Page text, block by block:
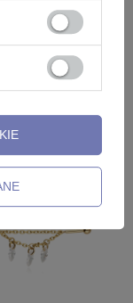
z białą cyrkonią -